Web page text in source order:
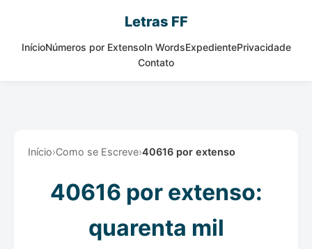
Letras FF
InícioNúmeros por ExtensoIn WordsExpedientePrivacidade
Contato
Início›Como se Escreve›40616 por extenso
40616 por extenso:
quarenta mil